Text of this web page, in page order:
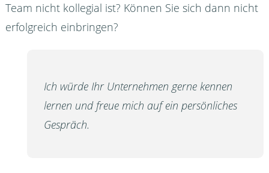
Team nicht kollegial ist? Können Sie sich dann nicht
erfolgreich einbringen?
Ich würde Ihr Unternehmen gerne kennen
lernen und freue mich auf ein persönliches
Gespräch.